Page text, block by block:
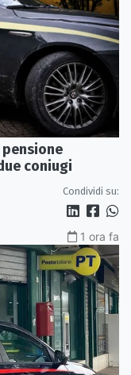
pensione
coniugi
Condividi su:
1 ora fa